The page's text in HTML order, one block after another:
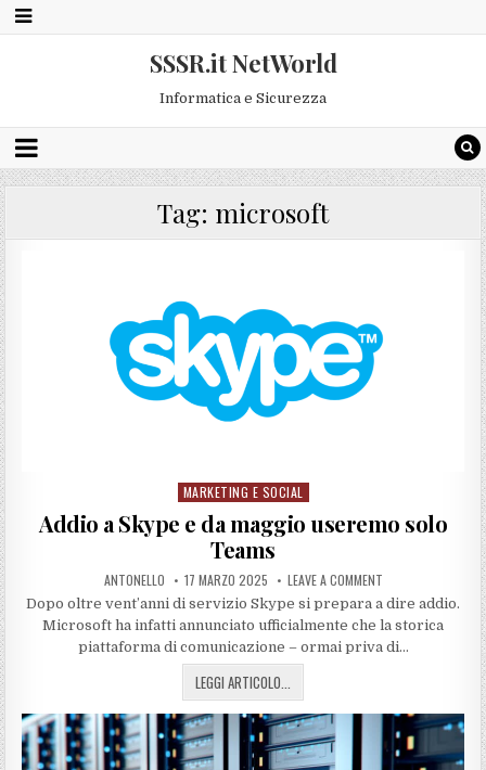
SSSR.it NetWorld
Informatica e Sicurezza
Tag: microsoft
Posted
MARKETING E SOCIAL
Addio a Skype e da maggio useremo solo
Teams
ANTONELLO 17 MARZO 2025 LEAVE A COMMENT
Dopo oltre vent’anni di servizio Skype si prepara a dire addio.
Microsoft ha infatti annunciato ufficialmente che la storica
piattaforma di comunicazione – ormai priva di…
LEGGI ARTICOLO...